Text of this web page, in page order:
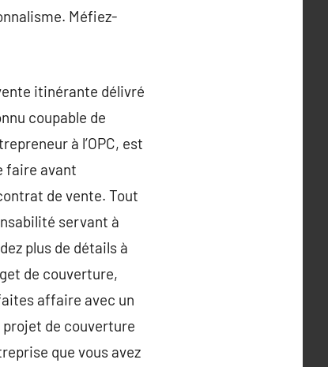
Méfiez-
itinérante délivré
coupable de
à l’OPC, est
faire avant
de vente. Tout
servant à
plus de détails à
de couverture,
affaire avec un
projet de couverture
que vous avez